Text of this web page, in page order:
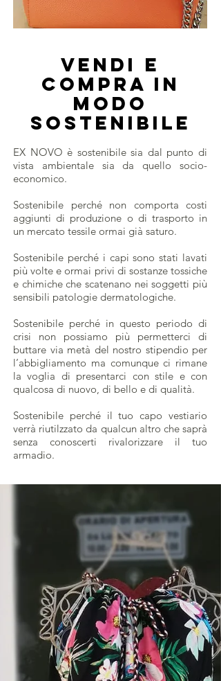
EX NOVO è sostenibile sia dal punto di
vista ambientale sia da quello socio-
economico.
Sostenibile perché non comporta costi
aggiunti di produzione o di trasporto in
un mercato tessile ormai già saturo.
Sostenibile perché i capi sono stati lavati
più volte e ormai privi di sostanze tossiche
e chimiche che scatenano nei soggetti più
sensibili patologie dermatologiche.
Sostenibile perché in questo periodo di
crisi non possiamo più permetterci di
buttare via metà del nostro stipendio per
l’abbigliamento ma comunque ci rimane
la voglia di presentarci con stile e con
qualcosa di nuovo, di bello e di qualità.
Sostenibile perché il tuo capo vestiario
verrà riutilzzato da qualcun altro che saprà
senza conoscerti rivalorizzare il tuo
armadio.
Vendi E
compra in
modo
SOSTENIBILE